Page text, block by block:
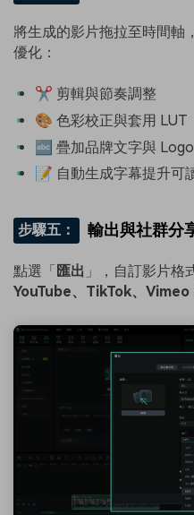
將生成的影片拖拉至時間軸
優化：
✂️ 剪輯與節奏調整
🎨 色彩校正與套用 LUT
🔤 疊加品牌文字與 Logo
📝 自動生成字幕提升可
步驟五： 輸出與社群分
點選「 匯出 」，自訂影片格
YouTube、TikTok、Vimeo